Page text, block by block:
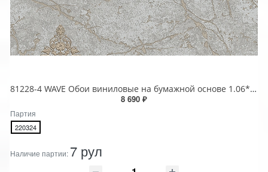
81228-4 WAVE Обои виниловые на бумажной основе 1.06*15.5
8 690 ₽
Партия
220324
Наличие партии: 7 рул